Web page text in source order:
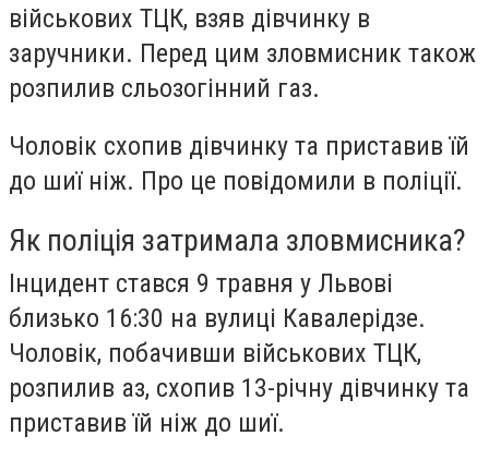
військових ТЦК, взяв дівчинку в
заручники. Перед цим зловмисник також
розпилив сльозогінний газ.
Чоловік схопив дівчинку та приставив їй
до шиї ніж. Про це повідомили в поліції.
Як поліція затримала зловмисника?
Інцидент стався 9 травня у Львові
близько 16:30 на вулиці Кавалерідзе.
Чоловік, побачивши військових ТЦК,
розпилив аз, схопив 13-річну дівчинку та
приставив їй ніж до шиї.